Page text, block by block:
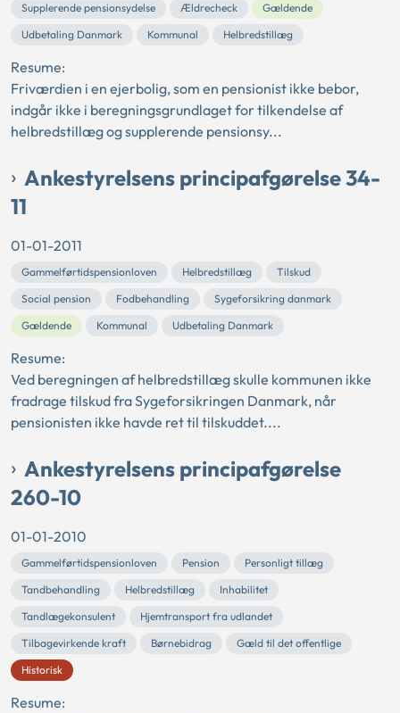
Supplerende pensionsydelse
Ældrecheck
Gældende
Udbetaling Danmark
Kommunal Helbredstillæg
Resume:
Friværdien i en ejerbolig, som en pensionist ikke bebor,
indgår ikke i beregningsgrundlaget for tilkendelse af
helbredstillæg og supplerende pensionsy...
Ankestyrelsens principafgørelse 34-
11
01-01-2011
Gammelførtidspensionloven Helbredstillæg
Tilskud
Social pension
Fodbehandling
Sygeforsikring danmark
Gældende
Kommunal Udbetaling Danmark
Resume:
Ved beregningen af helbredstillæg skulle kommunen ikke
fradrage tilskud fra Sygeforsikringen Danmark, når
pensionisten ikke havde ret til tilskuddet....
Ankestyrelsens principafgørelse
260-10
01-01-2010
Gammelførtidspensionloven Pension
Personligt tillæg
Tandbehandling
Helbredstillæg
Inhabilitet
Tandlægekonsulent
Hjemtransport fra udlandet
Tilbagevirkende kraft
Børnebidrag
Gæld til det offentlige
Historisk
Resume: